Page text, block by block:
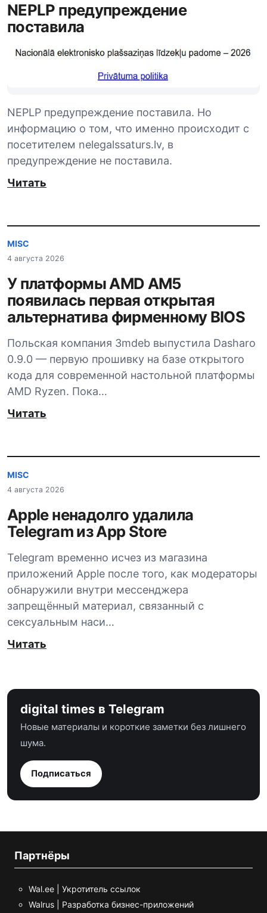
NEPLP предупреждение
поставила
NEPLP предупреждение поставила. Но
информацию о том, что именно происходит с
посетителем nelegalssaturs.lv, в
предупреждение не поставила.
Читать
MISC
4 августа 2026
У платформы AMD AM5
появилась первая открытая
альтернатива фирменному BIOS
Польская компания 3mdeb выпустила Dasharo
0.9.0 — первую прошивку на базе открытого
кода для современной настольной платформы
AMD Ryzen. Пока…
Читать
MISC
4 августа 2026
Apple ненадолго удалила
Telegram из App Store
Telegram временно исчез из магазина
приложений Apple после того, как модераторы
обнаружили внутри мессенджера
запрещённый материал, связанный с
сексуальным наси…
Читать
digital times в Telegram
Новые материалы и короткие заметки без лишнего
шума.
Подписаться
Партнёры
Wal.ee | Укротитель ссылок
Walrus | Разработка бизнес-приложений